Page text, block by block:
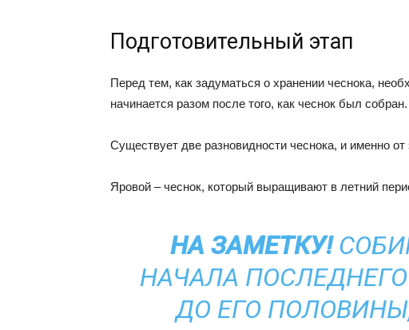
Подготовительный этап
Перед тем, как задуматься о хранении чеснока,
начинается разом после того, как чеснок был собран.
Существует две разновидности чеснока, и именно
Яровой – чеснок, который выращивают в летний
НА ЗАМЕТКУ!
НАЧАЛА
ДО ЕГО